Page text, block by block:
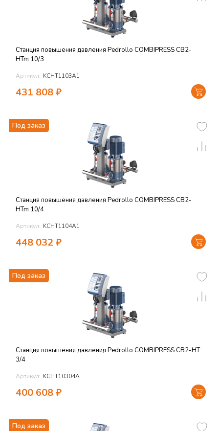
Станция повышения давления Pedrollo COMBIPRESS CB2-
HTm 10/3
Артикул: KCHT1103A1
431 808₽
Под заказ
Станция повышения давления Pedrollo COMBIPRESS CB2-
HTm 10/4
Артикул: KCHT1104A1
448 032₽
Под заказ
Станция повышения давления Pedrollo COMBIPRESS CB2-HT
3/4
Артикул: KCHT10304A
400 608₽
Под заказ